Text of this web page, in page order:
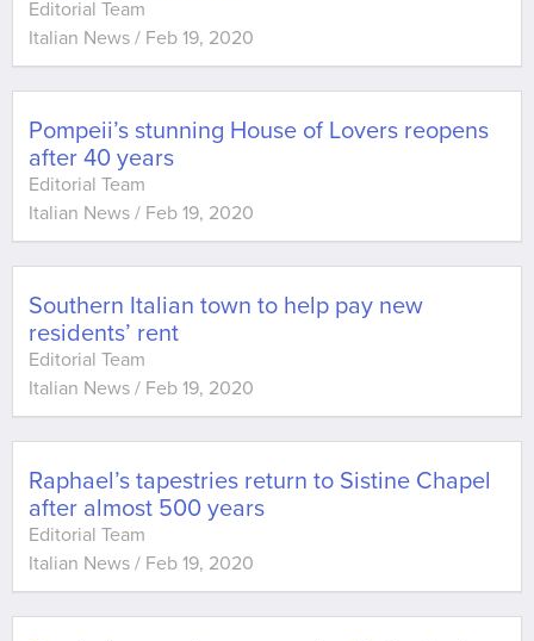
Editorial Team
Italian News / Feb 19, 2020
Pompeii’s stunning House of Lovers reopens
after 40 years
Editorial Team
Italian News / Feb 19, 2020
Southern Italian town to help pay new
residents’ rent
Editorial Team
Italian News / Feb 19, 2020
Raphael’s tapestries return to Sistine Chapel
after almost 500 years
Editorial Team
Italian News / Feb 19, 2020